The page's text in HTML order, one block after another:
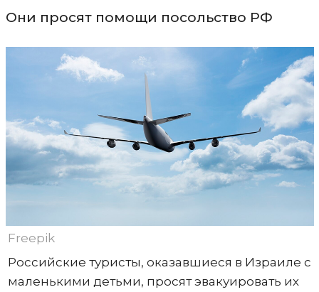
Они просят помощи посольство РФ
Freepik
Российские туристы, оказавшиеся в Израиле с
маленькими детьми, просят эвакуировать их